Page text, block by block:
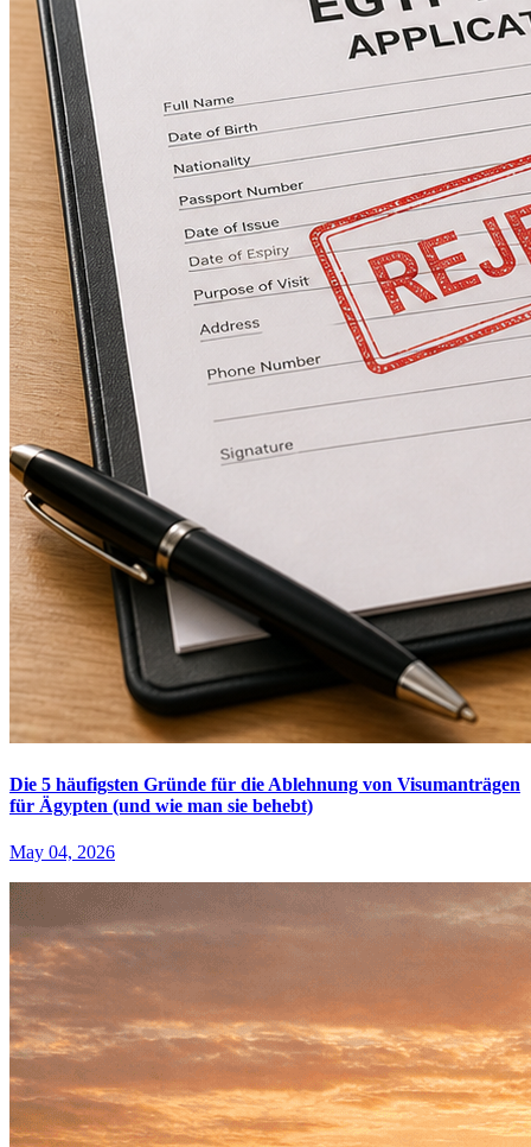
Die 5 häufigsten Gründe für die Ablehnung von Visumanträgen
für Ägypten (und wie man sie behebt)
May 04, 2026